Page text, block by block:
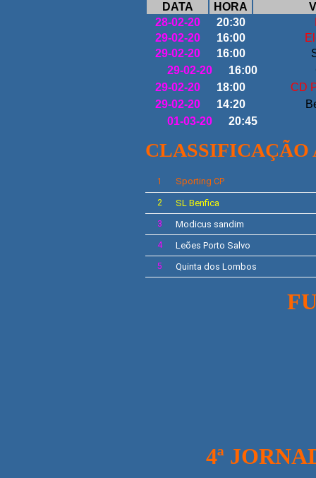
DATA HORA
28-02-20
20:30
29-02-20
16:00
29-02-20
16:00
29-02-20
16:00
29-02-20
18:00
CD
29-02-20
14:20
01-03-20
20:45
CLASSIFICAÇÃO
1 Sporting CP
2 SL Benfica
3 Modicus sandim
4 Leões Porto Salvo
5 Quinta dos Lombos
4ª